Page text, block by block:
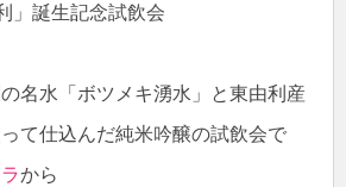
」誕生記念試飲会
名水「ボツメキ湧水」と東由利産
って仕込んだ純米吟醸の試飲会で
から